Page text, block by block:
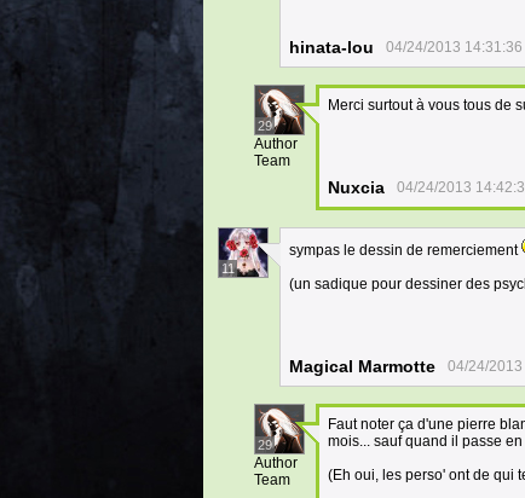
hinata-lou 04/24/2013 14:31:36
29
Author
Team
Merci surtout à vous tous de
Nuxcia 04/24/2013
11
sympas le dessin de remerciement
(un sadique pour dessiner des
Magical Marmotte 04/24/
29
Author
Team
Faut noter ça d'une pierre
mois... sauf quand il passe
(Eh oui, les perso' ont de qui